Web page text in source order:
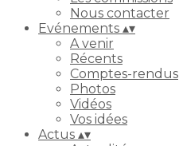
Nous contacter
Evénements ▴▾
A venir
Récents
Comptes-rendus
Photos
Vidéos
Vos idées
Actus ▴▾